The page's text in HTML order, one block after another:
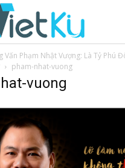
Vấn Phạm Nhật Vượng: Là Tỷ Phú
pham-nhat-vuong
vuong